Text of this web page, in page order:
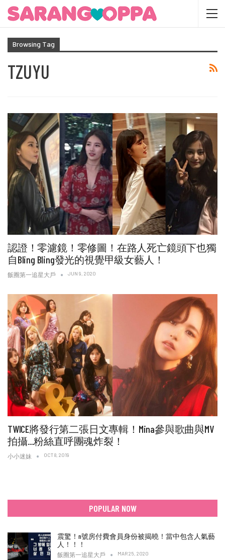
Browsing Tag
TZUYU
認證！零濾鏡！零修圖！在路人死亡鏡頭下也獨
自Bling Bling發光的視覺甲級女藝人！
飯圈第一追星大戶 JUN 9, 2020
TWICE將發行第二張日文專輯！Mina參與歌曲與MV
拍攝…粉絲直呼團魂炸裂！
小小迷妹 OCT 8, 2019
POPULAR NOW
震驚！n號房付費會員身份被揭曉！當中包含人氣藝
人！！！
飯圈第一追星大戶 MAR 25, 2020